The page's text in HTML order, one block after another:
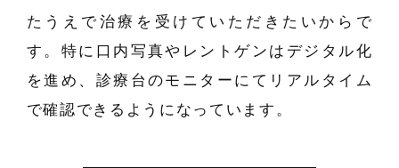
たうえで治療を受けていただきたいからで
す。特に口内写真やレントゲンはデジタル化
を進め、診療台のモニターにてリアルタイム
で確認できるようになっています。